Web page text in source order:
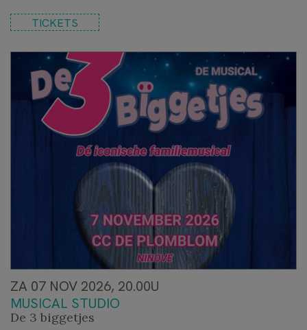
TICKETS
ZA 07 NOV 2026, 20.00U
MUSICAL STUDIO
De 3 biggetjes